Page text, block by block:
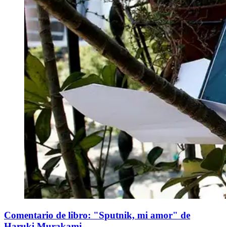
Comentario de libro: "Sputnik, mi amor" de